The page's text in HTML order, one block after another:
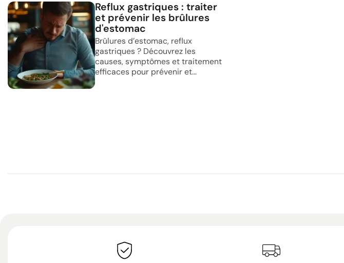
Reflux gastriques : traiter
et prévenir les brûlures
d'estomac
Brûlures d’estomac, reflux
gastriques ? Découvrez les
causes, symptômes et traitement
efficaces pour prévenir et...